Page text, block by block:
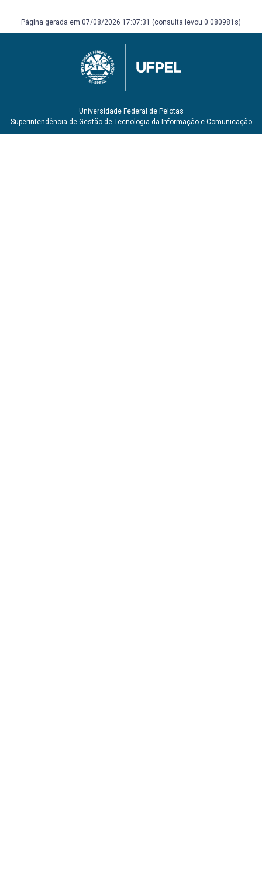
Página gerada em 07/08/2026 17:07:31 (consulta levou 0.080981s)
Universidade Federal de Pelotas
Superintendência de Gestão de Tecnologia da Informação e Comunicação